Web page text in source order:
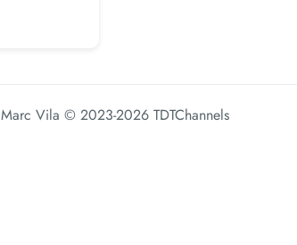
Marc Vila © 2023-2026 TDTChannels